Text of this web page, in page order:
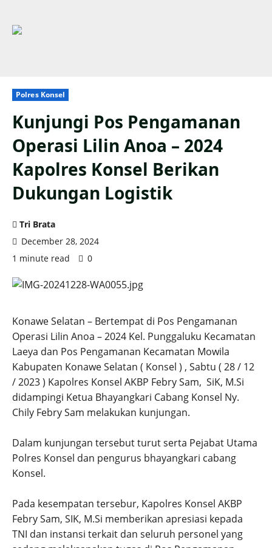
Polres Konsel
Kunjungi Pos Pengamanan
Operasi Lilin Anoa – 2024
Kapolres Konsel Berikan
Dukungan Logistik
Tri Brata
December 28, 2024
1 minute read
0
Konawe Selatan – Bertempat di Pos Pengamanan
Operasi Lilin Anoa – 2024 Kel. Punggaluku Kecamatan
Laeya dan Pos Pengamanan Kecamatan Mowila
Kabupaten Konawe Selatan ( Konsel ) , Sabtu ( 28 / 12
/ 2023 ) Kapolres Konsel AKBP Febry Sam, SiK, M.Si
didampingi Ketua Bhayangkari Cabang Konsel Ny.
Chily Febry Sam melakukan kunjungan.
Dalam kunjungan tersebut turut serta Pejabat Utama
Polres Konsel dan pengurus bhayangkari cabang
Konsel.
Pada kesempatan tersebur, Kapolres Konsel AKBP
Febry Sam, SIK, M.Si memberikan apresiasi kepada
TNI dan instansi terkait dan seluruh personel yang